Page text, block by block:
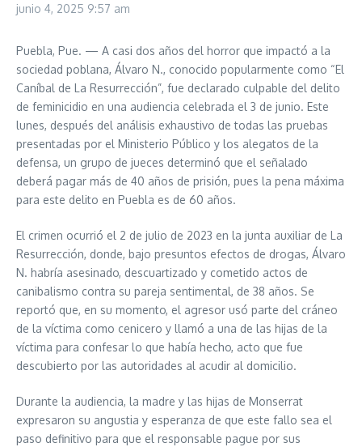
junio 4, 2025 9:57 am
Puebla, Pue. — A casi dos años del horror que impactó a la
sociedad poblana, Álvaro N., conocido popularmente como “El
Caníbal de La Resurrección”, fue declarado culpable del delito
de feminicidio en una audiencia celebrada el 3 de junio. Este
lunes, después del análisis exhaustivo de todas las pruebas
presentadas por el Ministerio Público y los alegatos de la
defensa, un grupo de jueces determinó que el señalado
deberá pagar más de 40 años de prisión, pues la pena máxima
para este delito en Puebla es de 60 años.
El crimen ocurrió el 2 de julio de 2023 en la junta auxiliar de La
Resurrección, donde, bajo presuntos efectos de drogas, Álvaro
N. habría asesinado, descuartizado y cometido actos de
canibalismo contra su pareja sentimental, de 38 años. Se
reportó que, en su momento, el agresor usó parte del cráneo
de la víctima como cenicero y llamó a una de las hijas de la
víctima para confesar lo que había hecho, acto que fue
descubierto por las autoridades al acudir al domicilio.
Durante la audiencia, la madre y las hijas de Monserrat
expresaron su angustia y esperanza de que este fallo sea el
paso definitivo para que el responsable pague por sus